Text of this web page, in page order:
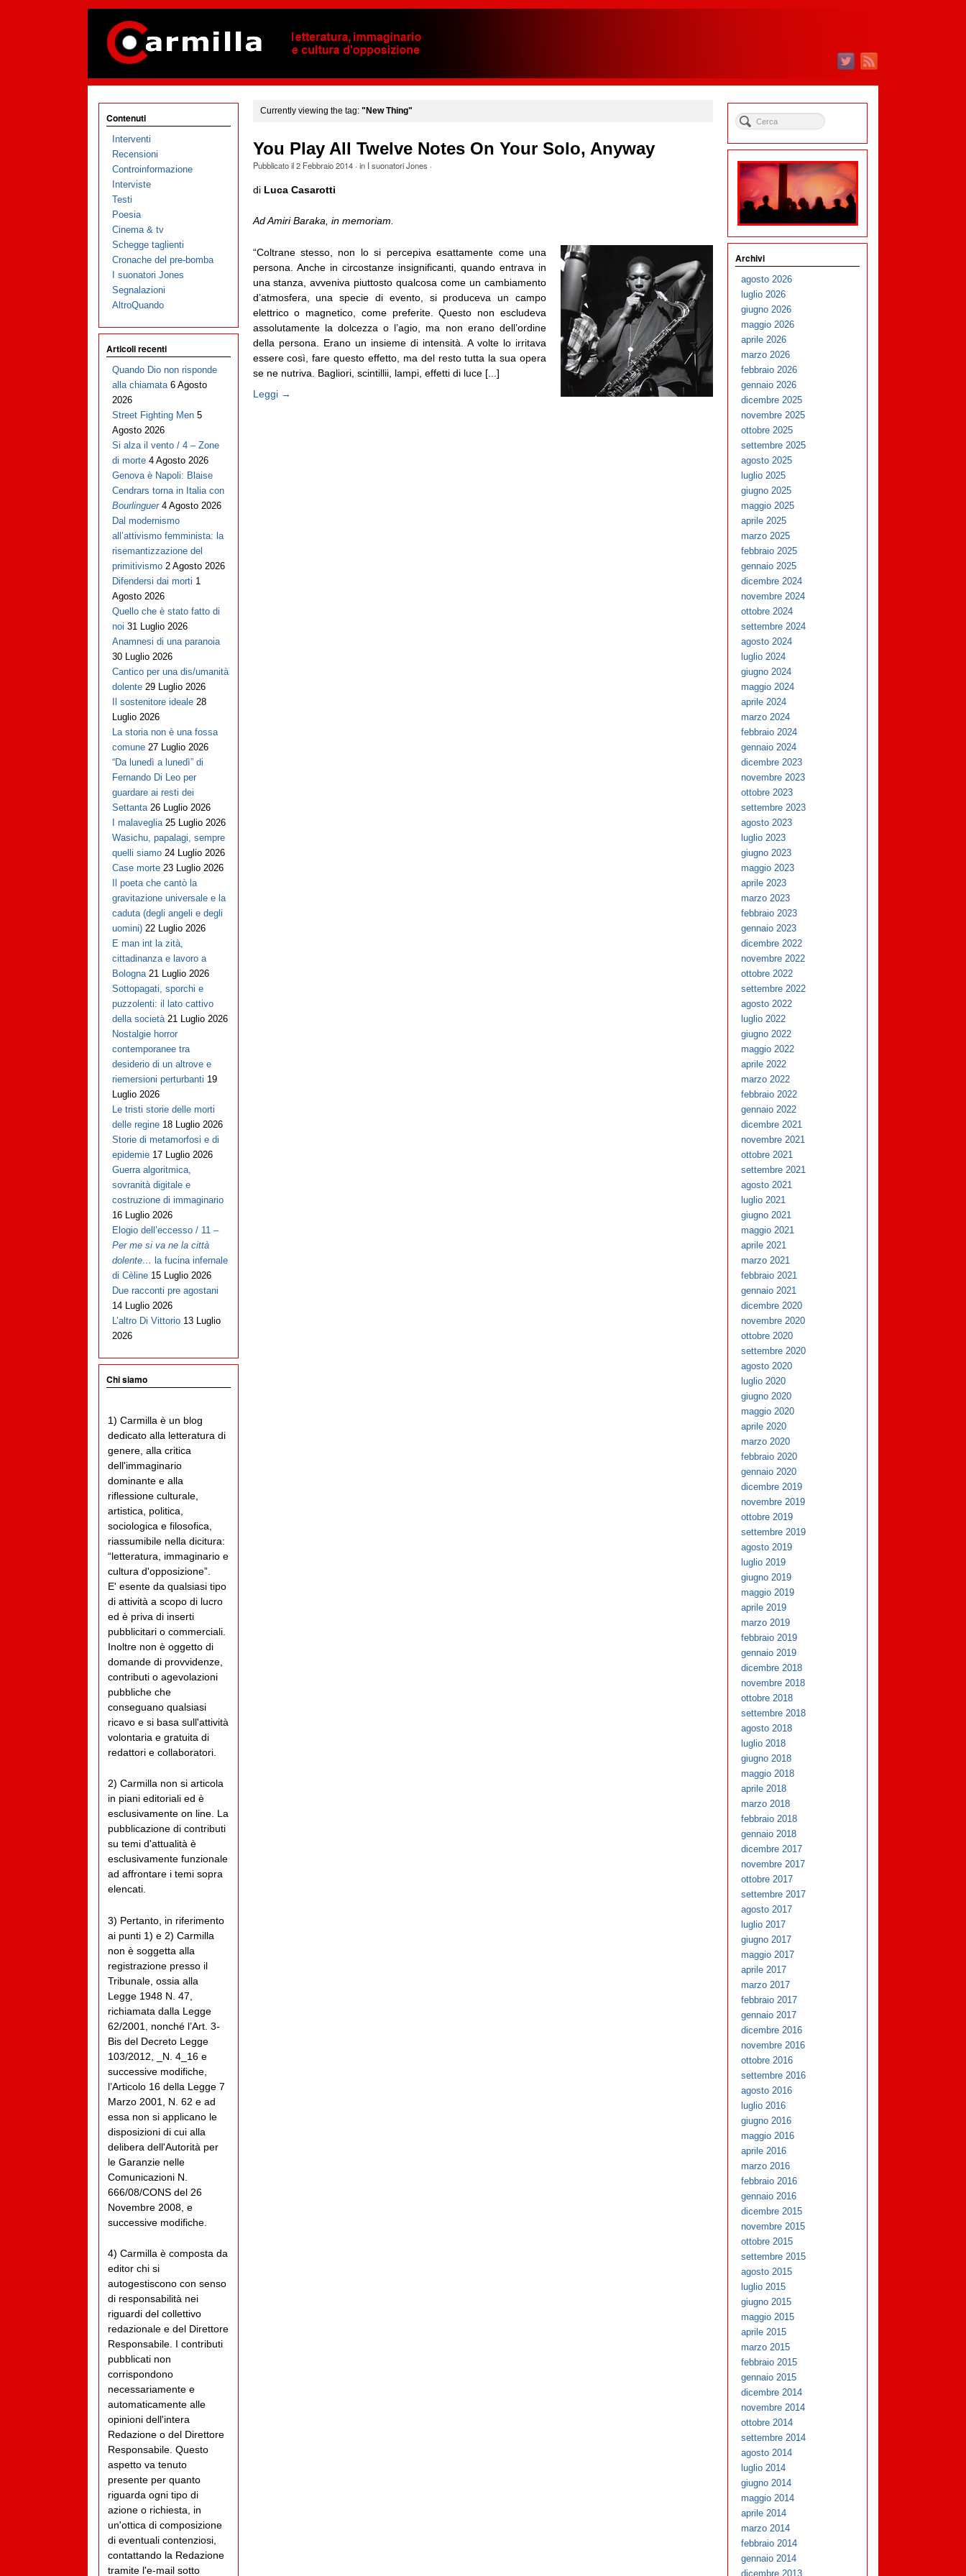
Currently viewing the tag: "New Thing"
You Play All Twelve Notes On Your Solo, Anyway
Pubblicato il2 Febbraio 2014· in I suonatori Jones ·
di Luca Casarotti
Ad Amiri Baraka, in memoriam.
“Coltrane stesso, non lo si percepiva esattamente come una
persona. Anche in circostanze insignificanti, quando entrava in
una stanza, avveniva piuttosto qualcosa come un cambiamento
d’atmosfera, una specie di evento, si produceva un campo
elettrico o magnetico, come preferite. Questo non escludeva
assolutamente la dolcezza o l’agio, ma non erano dell’ordine
della persona. Erano un insieme di intensità. A volte lo irritava
essere così, fare questo effetto, ma del resto tutta la sua opera
se ne nutriva. Bagliori, scintillii, lampi, effetti di luce [...]
Leggi →
Contenuti
Interventi
Recensioni
Controinformazione
Interviste
Testi
Poesia
Cinema & tv
Schegge taglienti
Cronache del pre-bomba
I suonatori Jones
Segnalazioni
AltroQuando
Articoli recenti
Quando Dio non risponde
alla chiamata 6 Agosto
2026
Street Fighting Men 5
Agosto 2026
Si alza il vento / 4 – Zone
di morte 4 Agosto 2026
Genova è Napoli: Blaise
Cendrars torna in Italia con
Bourlinguer 4 Agosto 2026
Dal modernismo
all’attivismo femminista: la
risemantizzazione del
primitivismo 2 Agosto 2026
Difendersi dai morti 1
Agosto 2026
Quello che è stato fatto di
noi 31 Luglio 2026
Anamnesi di una paranoia
30 Luglio 2026
Cantico per una dis/umanità
dolente 29 Luglio 2026
Il sostenitore ideale 28
Luglio 2026
La storia non è una fossa
comune 27 Luglio 2026
“Da lunedì a lunedì” di
Fernando Di Leo per
guardare ai resti dei
Settanta 26 Luglio 2026
I malaveglia 25 Luglio 2026
Wasichu, papalagi, sempre
quelli siamo 24 Luglio 2026
Case morte 23 Luglio 2026
Il poeta che cantò la
gravitazione universale e la
caduta (degli angeli e degli
uomini) 22 Luglio 2026
E man int la zità,
cittadinanza e lavoro a
Bologna 21 Luglio 2026
Sottopagati, sporchi e
puzzolenti: il lato cattivo
della società 21 Luglio 2026
Nostalgie horror
contemporanee tra
desiderio di un altrove e
riemersioni perturbanti 19
Luglio 2026
Le tristi storie delle morti
delle regine 18 Luglio 2026
Storie di metamorfosi e di
epidemie 17 Luglio 2026
Guerra algoritmica,
sovranità digitale e
costruzione di immaginario
16 Luglio 2026
Elogio dell’eccesso / 11 –
Per me si va ne la città
dolente… la fucina infernale
di Cèline 15 Luglio 2026
Due racconti pre agostani
14 Luglio 2026
L’altro Di Vittorio 13 Luglio
2026
Chi siamo
1) Carmilla è un blog
dedicato alla letteratura di
genere, alla critica
dell'immaginario
dominante e alla
riflessione culturale,
artistica, politica,
sociologica e filosofica,
riassumibile nella dicitura:
“letteratura, immaginario e
cultura d'opposizione”.
E' esente da qualsiasi tipo
di attività a scopo di lucro
ed è priva di inserti
pubblicitari o commerciali.
Inoltre non è oggetto di
domande di provvidenze,
contributi o agevolazioni
pubbliche che
conseguano qualsiasi
ricavo e si basa sull'attività
volontaria e gratuita di
redattori e collaboratori.
2) Carmilla non si articola
in piani editoriali ed è
esclusivamente on line. La
pubblicazione di contributi
su temi d'attualità è
esclusivamente funzionale
ad affrontare i temi sopra
elencati.
3) Pertanto, in riferimento
ai punti 1) e 2) Carmilla
non è soggetta alla
registrazione presso il
Tribunale, ossia alla
Legge 1948 N. 47,
richiamata dalla Legge
62/2001, nonché l’Art. 3-
Bis del Decreto Legge
103/2012, _N. 4_16 e
successive modifiche,
l’Articolo 16 della Legge 7
Marzo 2001, N. 62 e ad
essa non si applicano le
disposizioni di cui alla
delibera dell'Autorità per
le Garanzie nelle
Comunicazioni N.
666/08/CONS del 26
Novembre 2008, e
successive modifiche.
4) Carmilla è composta da
editor chi si
autogestiscono con senso
di responsabilità nei
riguardi del collettivo
redazionale e del Direttore
Responsabile. I contributi
pubblicati non
corrispondono
necessariamente e
automaticamente alle
opinioni dell'intera
Redazione o del Direttore
Responsabile. Questo
aspetto va tenuto
presente per quanto
riguarda ogni tipo di
azione o richiesta, in
un'ottica di composizione
di eventuali contenziosi,
contattando la Redazione
tramite l'e-mail sotto
Archivi
agosto 2026
luglio 2026
giugno 2026
maggio 2026
aprile 2026
marzo 2026
febbraio 2026
gennaio 2026
dicembre 2025
novembre 2025
ottobre 2025
settembre 2025
agosto 2025
luglio 2025
giugno 2025
maggio 2025
aprile 2025
marzo 2025
febbraio 2025
gennaio 2025
dicembre 2024
novembre 2024
ottobre 2024
settembre 2024
agosto 2024
luglio 2024
giugno 2024
maggio 2024
aprile 2024
marzo 2024
febbraio 2024
gennaio 2024
dicembre 2023
novembre 2023
ottobre 2023
settembre 2023
agosto 2023
luglio 2023
giugno 2023
maggio 2023
aprile 2023
marzo 2023
febbraio 2023
gennaio 2023
dicembre 2022
novembre 2022
ottobre 2022
settembre 2022
agosto 2022
luglio 2022
giugno 2022
maggio 2022
aprile 2022
marzo 2022
febbraio 2022
gennaio 2022
dicembre 2021
novembre 2021
ottobre 2021
settembre 2021
agosto 2021
luglio 2021
giugno 2021
maggio 2021
aprile 2021
marzo 2021
febbraio 2021
gennaio 2021
dicembre 2020
novembre 2020
ottobre 2020
settembre 2020
agosto 2020
luglio 2020
giugno 2020
maggio 2020
aprile 2020
marzo 2020
febbraio 2020
gennaio 2020
dicembre 2019
novembre 2019
ottobre 2019
settembre 2019
agosto 2019
luglio 2019
giugno 2019
maggio 2019
aprile 2019
marzo 2019
febbraio 2019
gennaio 2019
dicembre 2018
novembre 2018
ottobre 2018
settembre 2018
agosto 2018
luglio 2018
giugno 2018
maggio 2018
aprile 2018
marzo 2018
febbraio 2018
gennaio 2018
dicembre 2017
novembre 2017
ottobre 2017
settembre 2017
agosto 2017
luglio 2017
giugno 2017
maggio 2017
aprile 2017
marzo 2017
febbraio 2017
gennaio 2017
dicembre 2016
novembre 2016
ottobre 2016
settembre 2016
agosto 2016
luglio 2016
giugno 2016
maggio 2016
aprile 2016
marzo 2016
febbraio 2016
gennaio 2016
dicembre 2015
novembre 2015
ottobre 2015
settembre 2015
agosto 2015
luglio 2015
giugno 2015
maggio 2015
aprile 2015
marzo 2015
febbraio 2015
gennaio 2015
dicembre 2014
novembre 2014
ottobre 2014
settembre 2014
agosto 2014
luglio 2014
giugno 2014
maggio 2014
aprile 2014
marzo 2014
febbraio 2014
gennaio 2014
dicembre 2013